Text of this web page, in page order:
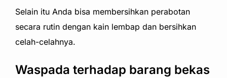
Selain itu Anda bisa membersihkan perabotan
secara rutin dengan kain lembap dan bersihkan
celah-celahnya.
Waspada terhadap barang bekas